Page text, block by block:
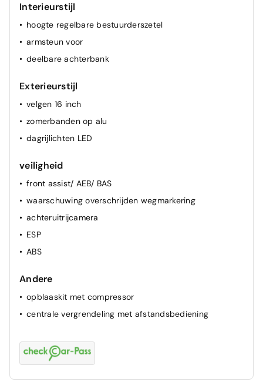
Interieurstijl
hoogte regelbare bestuurderszetel
armsteun voor
deelbare achterbank
Exterieurstijl
velgen 16 inch
zomerbanden op alu
dagrijlichten LED
veiligheid
front assist/ AEB/ BAS
waarschuwing overschrijden wegmarkering
achteruitrijcamera
ESP
ABS
Andere
opblaaskit met compressor
centrale vergrendeling met afstandsbediening